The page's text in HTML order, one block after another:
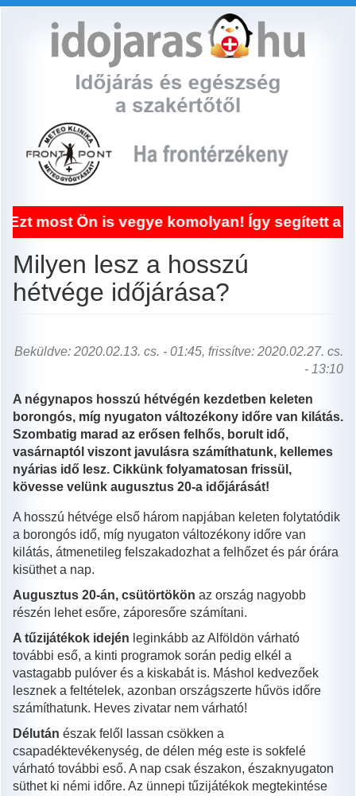
is vegye komolyan! Így segített a
Milyen lesz a hosszú
hétvége időjárása?
Beküldve: 2020.02.13. cs. - 01:45, frissítve: 2020.02.27. cs.
- 13:10
A négynapos hosszú hétvégén kezdetben keleten
borongós, míg nyugaton változékony időre van kilátás.
Szombatig marad az erősen felhős, borult idő,
vasárnaptól viszont javulásra számíthatunk, kellemes
nyárias idő lesz. Cikkünk folyamatosan frissül,
kövesse velünk augusztus 20-a időjárását!
A hosszú hétvége első három napjában keleten folytatódik
a borongós idő, míg nyugaton változékony időre van
kilátás, átmenetileg felszakadozhat a felhőzet és pár órára
kisüthet a nap.
Augusztus 20-án, csütörtökön az ország nagyobb
részén lehet esőre, záporesőre számítani.
A tűzijátékok idején leginkább az Alföldön várható
további eső, a kinti programok során pedig elkél a
vastagabb pulóver és a kiskabát is. Máshol kedvezőek
lesznek a feltételek, azonban országszerte hűvös időre
számíthatunk. Heves zivatar nem várható!
Délután észak felől lassan csökken a
csapadéktevékenység, de délen még este is sokfelé
várható további eső. A nap csak északon, északnyugaton
süthet ki némi időre. Az ünnepi tűzijátékok megtekintése